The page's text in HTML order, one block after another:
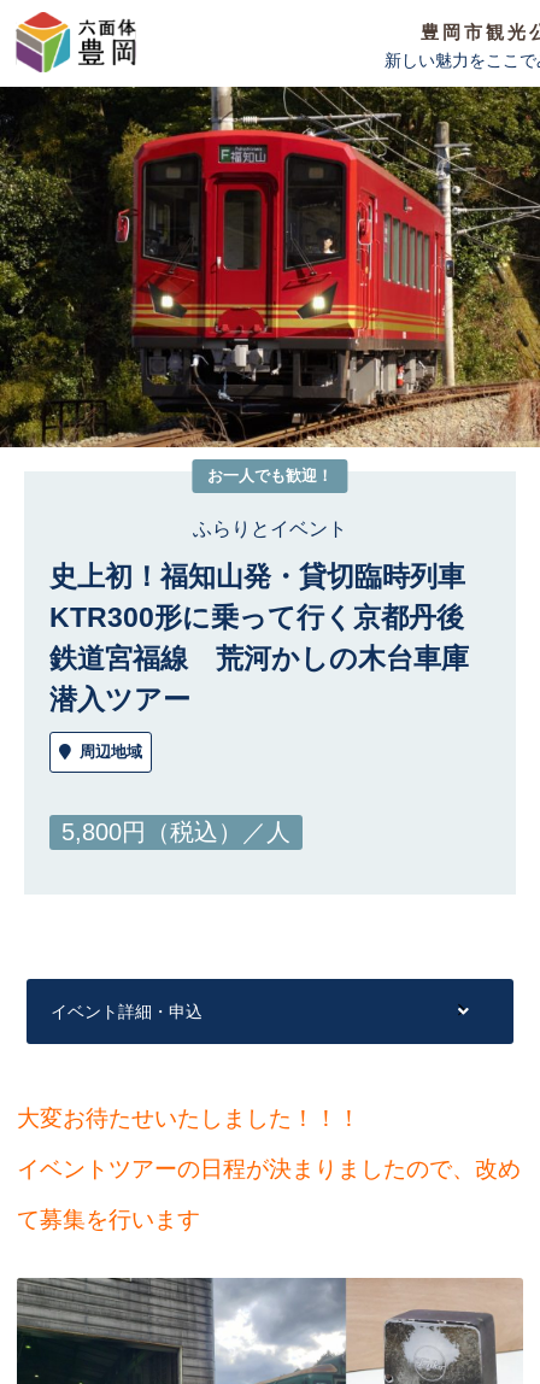
豊岡市観光
新しい魅力をここ
ふらりとイベント
お一人でも歓迎！
史上初！福知山発・貸切臨時列車
KTR300形に乗って行く京都丹後
鉄道宮福線 荒河かしの木台車庫
潜入ツアー
周辺地域
5,800円（税込）／人
イベント詳細・申込
大変お待たせいたしました！！！
イベントツアーの日程が決まりましたので、 改め
て募集を行います